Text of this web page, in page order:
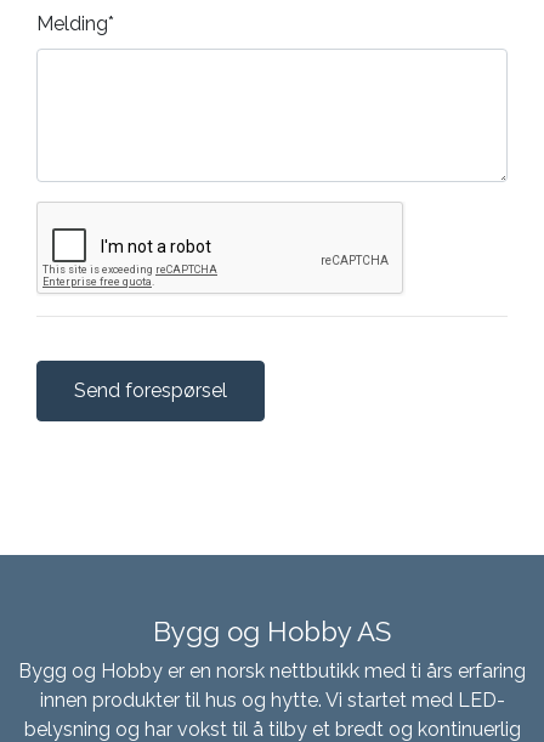
Melding*
Bygg og Hobby AS
Bygg og Hobby er en norsk nettbutikk med ti års erfaring
innen produkter til hus og hytte. Vi startet med LED-
belysning og har vokst til å tilby et bredt og kontinuerlig